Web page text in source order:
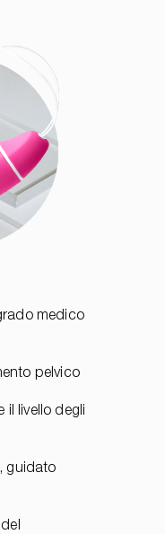
medico
pelvico
il livello degli
guidato